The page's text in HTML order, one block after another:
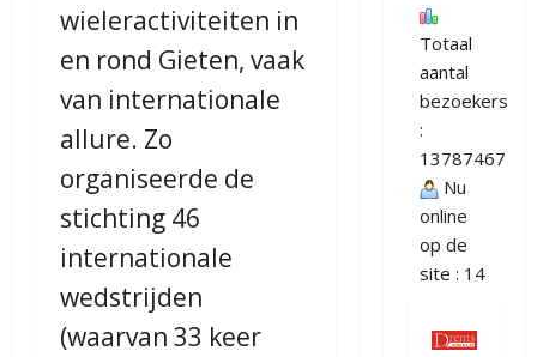
wieleractiviteiten in
en rond Gieten, vaak
van internationale
allure. Zo
organiseerde de
stichting 46
internationale
wedstrijden
(waarvan 33 keer
Totaal
aantal
bezoekers
:
13787467
Nu
online
op de
site : 14